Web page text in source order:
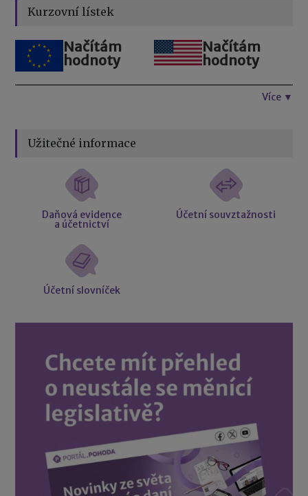
Kurzovní lístek
Načítám
hodnoty
Načítám
hodnoty
Více ▼
Užitečné informace
Daňová evidence
a účetnictví
Účetní souvztažnosti
Účetní slovníček